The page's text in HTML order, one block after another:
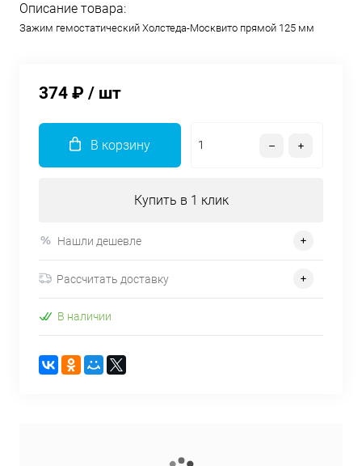
Описание товара:
Зажим гемостатический Холстеда-Москвито прямой 125 мм
374 ₽ / шт
В корзину
Купить в 1 клик
Нашли дешевле
Рассчитать доставку
В наличии